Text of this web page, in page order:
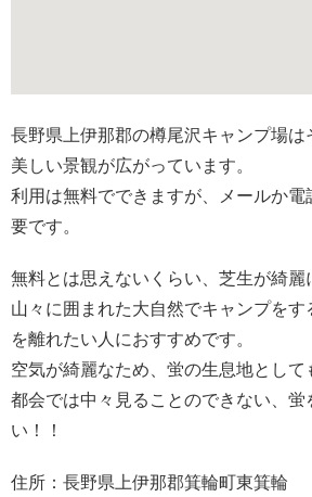
長野県上伊那郡の樽尾沢キャンプ場は
美しい景観が広がっています。
利用は無料でできますが、メールか電
要です。
無料とは思えないくらい、芝生が綺麗
山々に囲まれた大自然でキャンプをす
を離れたい人におすすめです。
空気が綺麗なため、蛍の生息地として
都会では中々見ることのできない、蛍
い！！
住所：長野県上伊那郡箕輪町東箕輪